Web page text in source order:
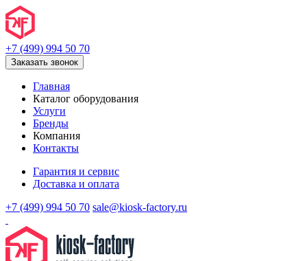
+7 (499) 994 50 70
Заказать звонок
Главная
Каталог оборудования
Услуги
Бренды
Компания
Контакты
Гарантия и сервис
Доставка и оплата
+7 (499) 994 50 70 sale@kiosk-factory.ru